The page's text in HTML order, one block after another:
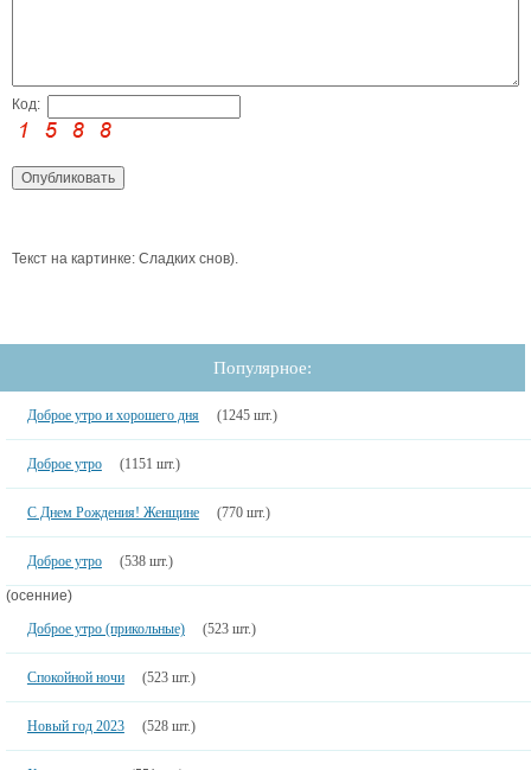
Код:
Текст на картинке: Сладких снов).
Популярное:
Доброе утро и хорошего дня (1245 шт.)
Доброе утро (1151 шт.)
С Днем Рождения! Женщине (770 шт.)
Доброе утро (538 шт.)
(осенние)
Доброе утро (прикольные)
(523 шт.)
Спокойной ночи (523 шт.)
Новый год 2023 (528 шт.)